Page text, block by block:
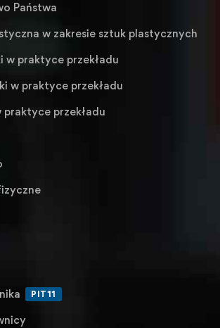
Państwa
w zakresie sztuk plastycznych
w praktyce przekładu
w praktyce przekładu
praktyce przekładu
PIT11